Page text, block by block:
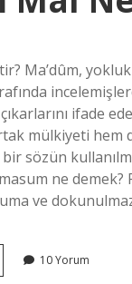
Ma’dûm,
ifade
mülkiyeti hem
sözün
ne
ve
10 Yorum